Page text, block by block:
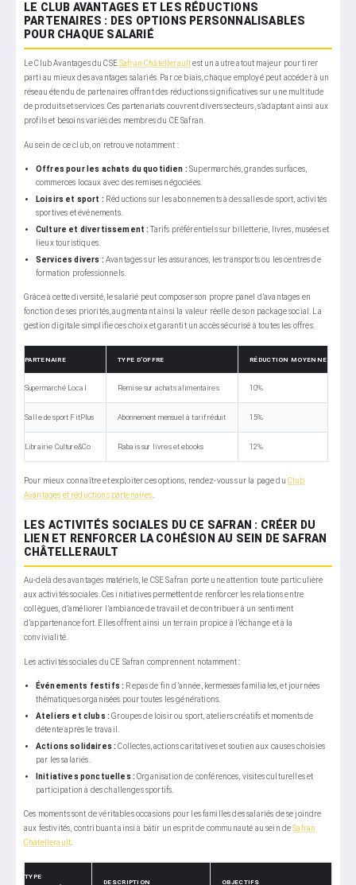
LE CLUB AVANTAGES ET LES RÉDUCTIONS
PARTENAIRES : DES OPTIONS PERSONNALISABLES
POUR CHAQUE SALARIÉ
Le Club Avantages du CSESafran Châtelleraultest un autre atout majeur pour tirer
parti au mieux des avantages salariés. Par ce biais, chaque employé peut accéder à un
réseau étendu de partenaires offrant des réductions significatives sur une multitude
de produits et services. Ces partenariats couvrent divers secteurs, s’adaptant ainsi aux
profils et besoins variés des membres du CE Safran.
Au sein de ce club, on retrouve notamment :
Offres pour les achats du quotidien : Supermarchés, grandes surfaces,
commerces locaux avec des remises négociées.
Loisirs et sport : Réductions sur les abonnements à des salles de sport, activités
sportives et événements.
Culture et divertissement :Tarifs préférentiels sur billetterie, livres, musées et
lieux touristiques.
Services divers : Avantages sur les assurances, les transports ou les centres de
formation professionnels.
Grâce à cette diversité, le salarié peut composer son propre panel d’avantages en
fonction de ses priorités, augmentant ainsi la valeur réelle de son package social. La
gestion digitale simplifie ces choix et garantit un accès sécurisé à toutes les offres.
PARTENAIRE TYPE D’OFFRE RÉDUCTION MOYENNE
Supermarché Local Remise sur achats alimentaires 10%
Salle de sport FitPlus Abonnement mensuel à tarif réduit 15%
Librairie Culture&Co Rabais sur livres et ebooks 12%
Pour mieux connaître et exploiter ces options, rendez-vous sur la page du Club
Avantages et réductions partenaires
LES ACTIVITÉS SOCIALES DU CE SAFRAN : CRÉER DU
LIEN ET RENFORCER LA COHÉSION AU SEIN DE SAFRAN
CHÂTELLERAULT
Au-delà des avantages matériels, le CSE Safran porte une attention toute particulière
aux activités sociales. Ces initiatives permettent de renforcer les relations entre
collègues, d’améliorer l’ambiance de travail et de contribuer à un sentiment
d’appartenance fort. Elles offrent ainsi un terrain propice à l’échange et à la
convivialité.
Les activités sociales du CE Safran comprennent notamment :
Événements festifs : Repas de fin d’année, kermesses familiales, et journées
thématiques organisées pour toutes les générations.
Ateliers et clubs : Groupes de loisir ou sport, ateliers créatifs et moments de
détente après le travail.
Actions solidaires : Collectes, actions caritatives et soutien aux causes choisies
par les salariés.
Initiatives ponctuelles : Organisation de conférences, visites culturelles et
participation à des challenges sportifs.
Ces moments sont de véritables occasions pour les familles des salariés de se joindre
aux festivités, contribuant ainsi à bâtir un esprit de communauté au sein deSafran
Châtellerault
TYPE
DESCRIPTION OBJECTIFS